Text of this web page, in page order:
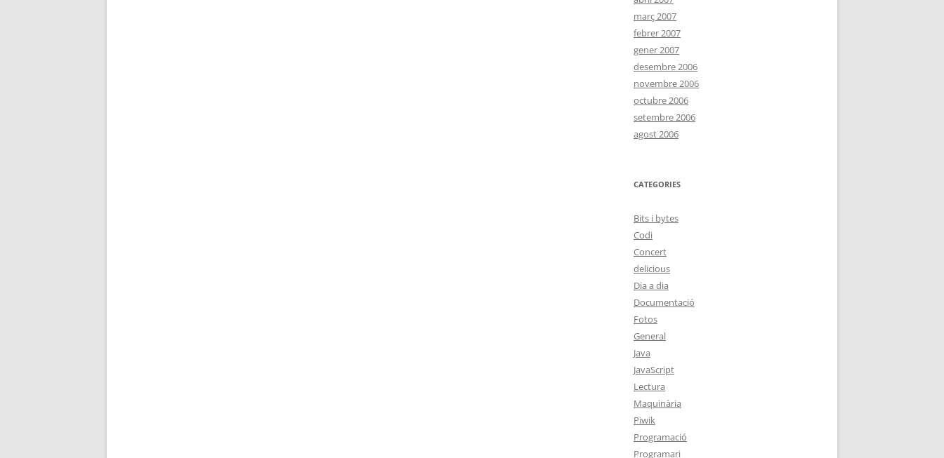
març 2007
febrer 2007
gener 2007
desembre 2006
novembre 2006
octubre 2006
setembre 2006
agost 2006
CATEGORIES
Bits i bytes
Codi
Concert
delicious
Dia a dia
Documentació
Fotos
General
Java
JavaScript
Lectura
Maquinària
Piwik
Programació
Programari